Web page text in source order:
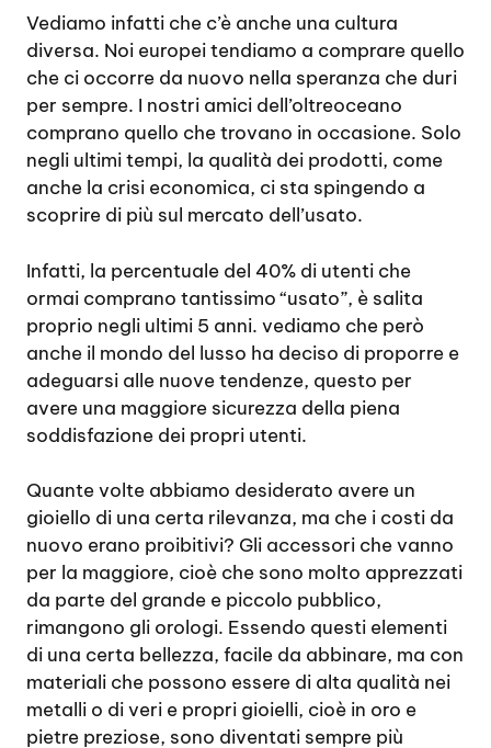
Vediamo infatti che c’è anche una cultura
diversa. Noi europei tendiamo a comprare quello
che ci occorre da nuovo nella speranza che duri
per sempre. I nostri amici dell’oltreoceano
comprano quello che trovano in occasione. Solo
negli ultimi tempi, la qualità dei prodotti, come
anche la crisi economica, ci sta spingendo a
scoprire di più sul mercato dell’usato.
Infatti, la percentuale del 40% di utenti che
ormai comprano tantissimo “usato”, è salita
proprio negli ultimi 5 anni. vediamo che però
anche il mondo del lusso ha deciso di proporre e
adeguarsi alle nuove tendenze, questo per
avere una maggiore sicurezza della piena
soddisfazione dei propri utenti.
Quante volte abbiamo desiderato avere un
gioiello di una certa rilevanza, ma che i costi da
nuovo erano proibitivi? Gli accessori che vanno
per la maggiore, cioè che sono molto apprezzati
da parte del grande e piccolo pubblico,
rimangono gli orologi. Essendo questi elementi
di una certa bellezza, facile da abbinare, ma con
materiali che possono essere di alta qualità nei
metalli o di veri e propri gioielli, cioè in oro e
pietre preziose, sono diventati sempre più